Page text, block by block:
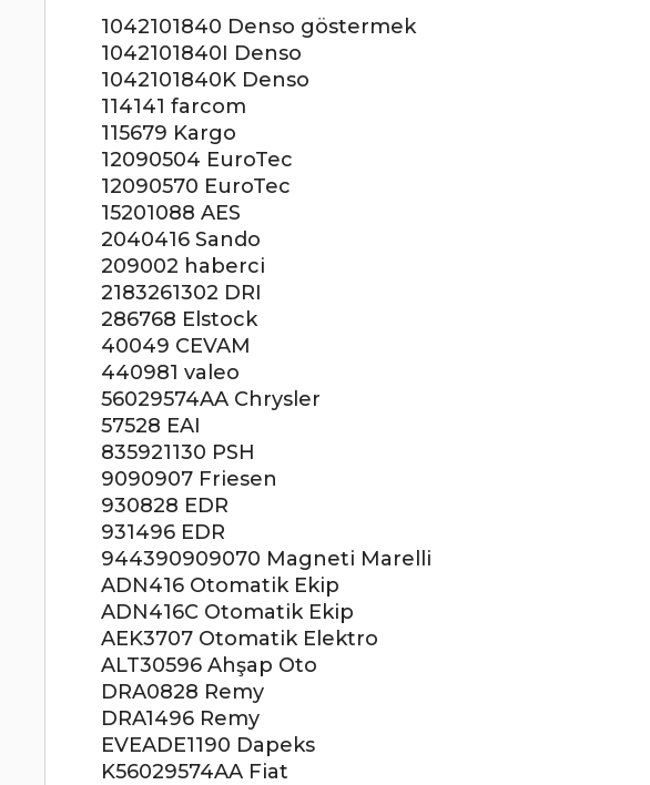
1042101840 Denso göstermek
1042101840I Denso
1042101840K Denso
114141 farcom
115679 Kargo
12090504 EuroTec
12090570 EuroTec
15201088 AES
2040416 Sando
209002 haberci
2183261302 DRI
286768 Elstock
40049 CEVAM
440981 valeo
56029574AA Chrysler
57528 EAI
835921130 PSH
9090907 Friesen
930828 EDR
931496 EDR
944390909070 Magneti Marelli
ADN416 Otomatik Ekip
ADN416C Otomatik Ekip
AEK3707 Otomatik Elektro
ALT30596 Ahşap Oto
DRA0828 Remy
DRA1496 Remy
EVEADE1190 Dapeks
K56029574AA Fiat